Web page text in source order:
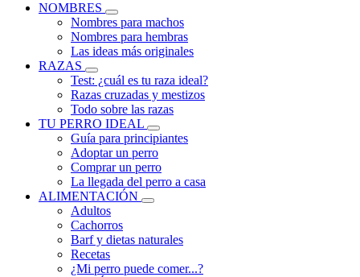
NOMBRES
Nombres para machos
Nombres para hembras
Las ideas más originales
RAZAS
Test: ¿cuál es tu raza ideal?
Razas cruzadas y mestizos
Todo sobre las razas
TU PERRO IDEAL
Guía para principiantes
Adoptar un perro
Comprar un perro
La llegada del perro a casa
ALIMENTACIÓN
Adultos
Cachorros
Barf y dietas naturales
Recetas
¿Mi perro puede comer...?